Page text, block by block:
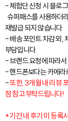
- 체험단 신청 시 블로
슈퍼패스를 사용하더
재발급 되지 않습니다.
- 배송 포인트 차감 외,
부담입니다.
- 브랜드 요청에 따라
- 핸드폰보다는 카메라
-또한, 3개월 내 리뷰
점 참고 부탁드립니다!
* 기간 내 후기 미 등록